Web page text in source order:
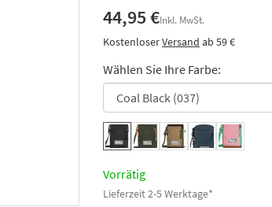
44,95 €Inkl. MwSt.
KostenloserVersand ab 59 €
Wählen Sie Ihre Farbe:
Vorrätig
Lieferzeit 2-5 Werktage*